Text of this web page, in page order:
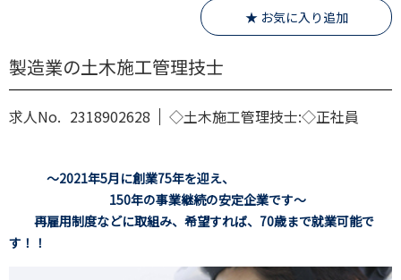
★ お気に入り追加
製造業の土木施工管理技士
求人No. 2318902628 ◇土木施工管理技士:◇正社員
～2021年5月に創業75年を迎え、
150年の事業継続の安定企業です～
再雇用制度などに取組み、希望すれば、70歳まで就業可能で
す！！